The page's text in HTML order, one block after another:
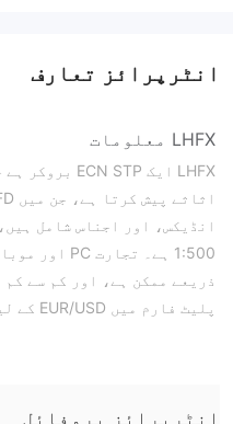
انٹرپرائز تعارف
LHFX معلومات
انڈیکس، اور اجناس شامل
فوائد اور نقصانات LHFX قانونی ہے؟انٹرپرائز پروفائل